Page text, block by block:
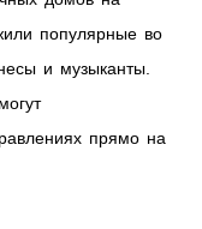
популярные во
и музыканты.
прямо на